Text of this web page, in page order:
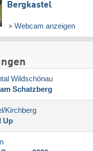
Bergkastel
Webcam anzeigen
Wildschönau
Schatzberg
​Kirchberg
Up